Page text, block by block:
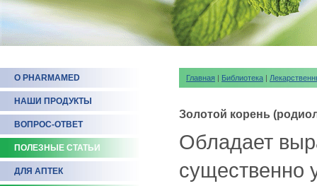
О PHARMAMED
НАШИ ПРОДУКТЫ
ВОПРОС-ОТВЕТ
ПОЛЕЗНЫЕ СТАТЬИ
ДЛЯ АПТЕК
Главная | Библиотека |
Золотой корень
Обладает
существенно